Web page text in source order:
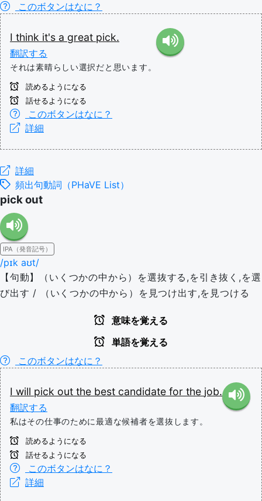
このボタンはなに？
I think it's a great pick.
翻訳する
それは素晴らしい選択だと思います。
読めるようになる
話せるようになる
このボタンはなに？
詳細
詳細
頻出句動詞（PHaVE List）
pick out
IPA（発音記号）
/pɪk aʊt/
【句動】（いくつかの中から）を選抜する,を引き抜く,を選
び出す / （いくつかの中から）を見つけ出す,を見つける
意味を覚える
単語を覚える
このボタンはなに？
I will pick out the best candidate for the job.
翻訳する
私はその仕事のために最適な候補者を選抜します。
読めるようになる
話せるようになる
このボタンはなに？
詳細